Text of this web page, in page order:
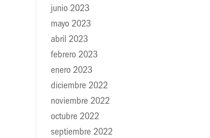
junio 2023
mayo 2023
abril 2023
febrero 2023
enero 2023
diciembre 2022
noviembre 2022
octubre 2022
septiembre 2022